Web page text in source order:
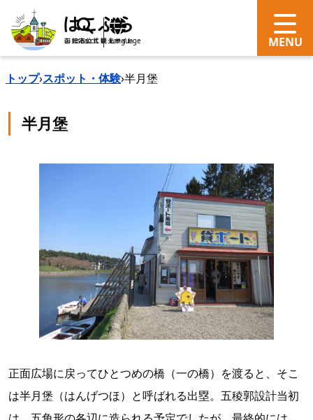
search Language
トップ›スポット・体験›半月堡
半月堡
正面広場に戻ってひとつめの橋（一の橋）を渡ると、そこ
は半月堡（はんげつほ）と呼ばれる出塁。五稜郭設計当初